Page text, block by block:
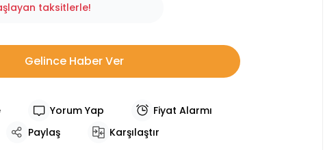
taksitlerle!
Gelince Haber Ver
Yorum Yap
Fiyat Alarmı
Paylaş Karşılaştır